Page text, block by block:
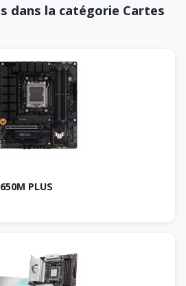
dans la catégorie Cartes
PLUS